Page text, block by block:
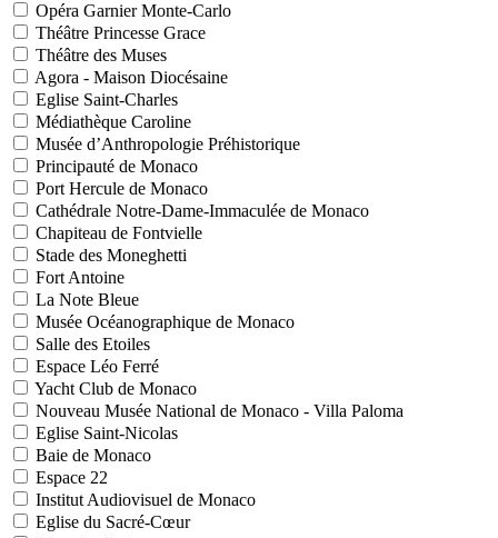
Opéra Garnier Monte-Carlo
Théâtre Princesse Grace
Théâtre des Muses
Agora - Maison Diocésaine
Eglise Saint-Charles
Médiathèque Caroline
Musée d’Anthropologie Préhistorique
Principauté de Monaco
Port Hercule de Monaco
Cathédrale Notre-Dame-Immaculée de Monaco
Chapiteau de Fontvielle
Stade des Moneghetti
Fort Antoine
La Note Bleue
Musée Océanographique de Monaco
Salle des Etoiles
Espace Léo Ferré
Yacht Club de Monaco
Nouveau Musée National de Monaco - Villa Paloma
Eglise Saint-Nicolas
Baie de Monaco
Espace 22
Institut Audiovisuel de Monaco
Eglise du Sacré-Cœur